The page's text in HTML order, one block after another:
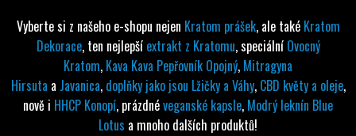
Vyberte si z našeho e-shopu nejen Kratom prášek, ale také Kratom
Dekorace, ten nejlepší extrakt z Kratomu, speciální Ovocný
Kratom, Kava Kava Pepřovník Opojný, Mitragyna
Hirsuta a Javanica, doplňky jako jsou Lžičky a Váhy, CBD květy a oleje,
nově i HHCP Konopí, prázdnéveganské kapsle, Modrý leknín Blue
Lotus a mnoho dalších produktů!